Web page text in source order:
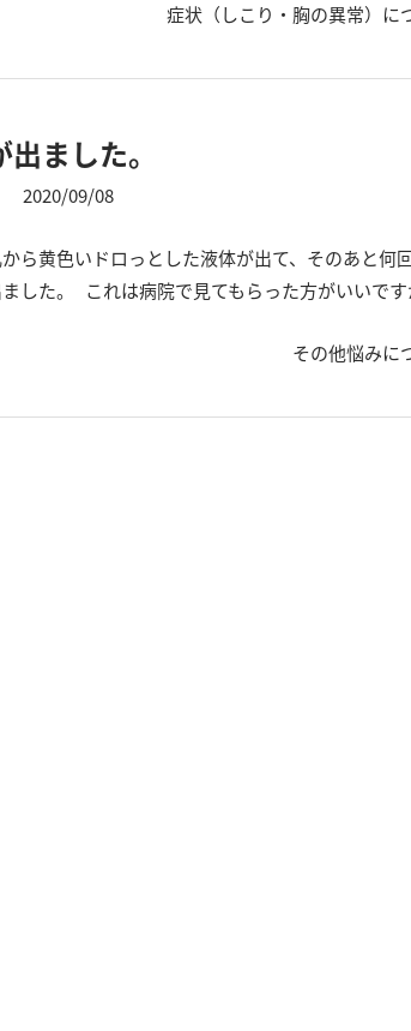
症状（しこり・胸の異常）に
ました。
2020/09/08
ら黄色いドロっとした液体が出て、そのあと何
した。 これは病院で見てもらった方がいいです
その他悩みに